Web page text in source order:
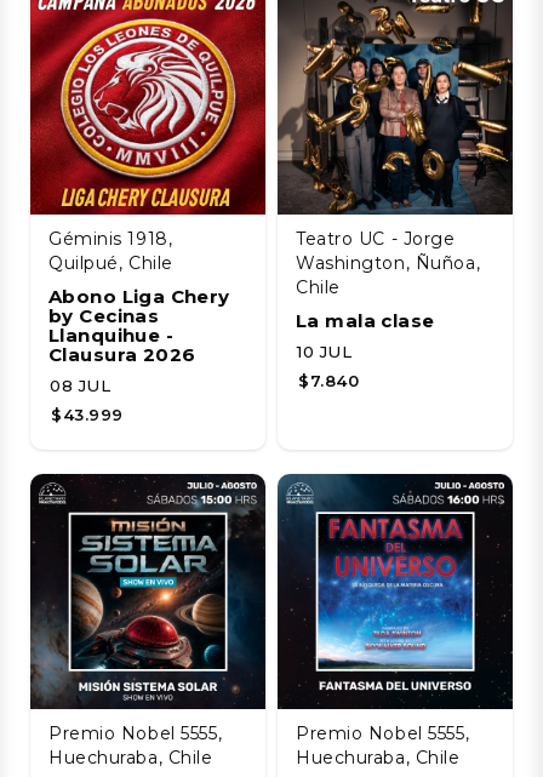
Géminis 1918,
Quilpué, Chile
Abono Liga Chery
by Cecinas
Llanquihue -
Clausura 2026
08 JUL
$43.999
Teatro UC - Jorge
Washington, Ñuñoa,
Chile
La mala clase
10 JUL
$7.840
Premio Nobel 5555,
Huechuraba, Chile
Premio Nobel 5555,
Huechuraba, Chile